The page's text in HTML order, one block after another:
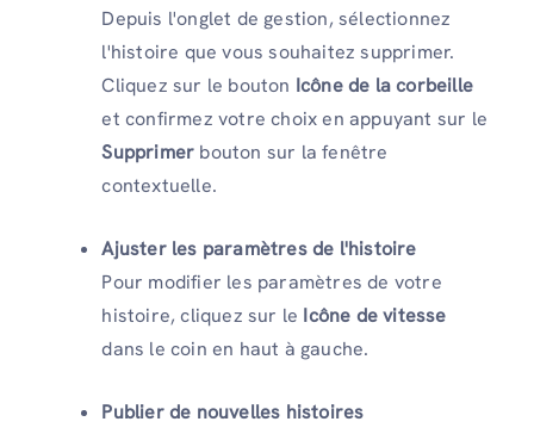
Depuis l'onglet de gestion, sélectionnez
l'histoire que vous souhaitez supprimer.
Cliquez sur le bouton Icône de la corbeille
et confirmez votre choix en appuyant sur le
Supprimer bouton sur la fenêtre
contextuelle.
Ajuster les paramètres de l'histoire
Pour modifier les paramètres de votre
histoire, cliquez sur le Icône de vitesse
dans le coin en haut à gauche.
Publier de nouvelles histoires